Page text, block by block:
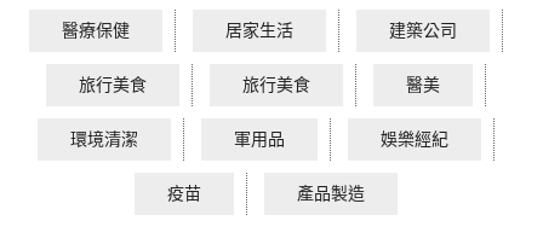
醫療保健 居家生活 建築公司
旅行美食 旅行美食 醫美
環境清潔 軍用品 娛樂經紀
疫苗 產品製造